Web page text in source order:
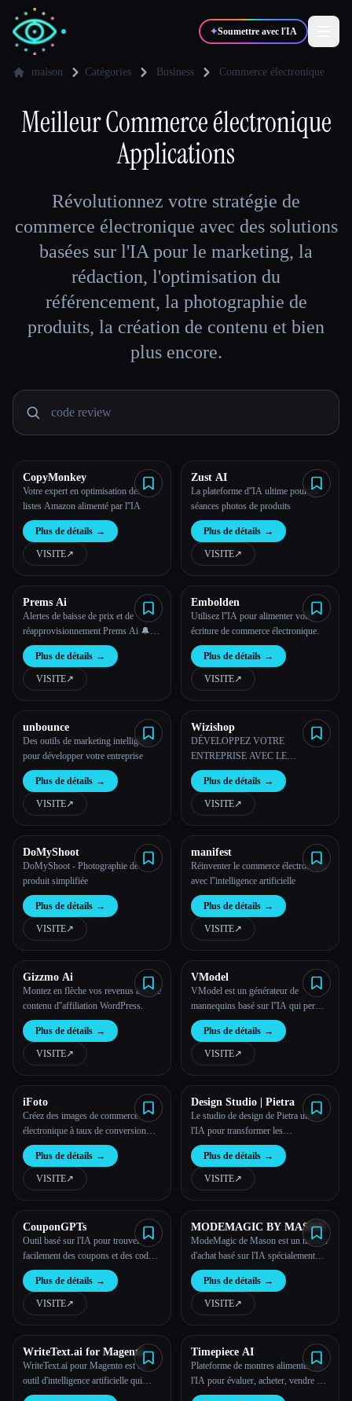
✦Soumettre avec l'IA
✍️ Auteurs 🎨 Designers
📈
🎓Étudiants 🎬Créateurs
Blog
À propos
maison Catégories Business Commerce électronique
MeilleurCommerce électronique
Applications
Révolutionnez votre stratégie de
commerce électronique avec des solutions
basées sur l'IA pour le marketing, la
rédaction, l'optimisation du
référencement, la photographie de
produits, la création de contenu et bien
plus encore.
CopyMonkey
Votre expert en optimisation des
listes Amazon alimenté par l''IA
Plus de détails →
VISITE↗︎
Zust AI
La plateforme d''IA ultime pour les
séances photos de produits
Plus de détails →
VISITE↗︎
Prems Ai
Alertes de baisse de prix et de
réapprovisionnement Prems Ai 🔔
📉🚨
Plus de détails →
VISITE↗︎
Embolden
Utilisez l''IA pour alimenter votre
écriture de commerce électronique.
Plus de détails →
VISITE↗︎
unbounce
Des outils de marketing intelligents
pour développer votre entreprise
Plus de détails →
VISITE↗︎
Wizishop
DÉVELOPPEZ VOTRE
ENTREPRISE AVEC LE
COMMERCE ÉLECTRONIQUE
BASÉ SUR LE SEO
Plus de détails →
VISITE↗︎
DoMyShoot
DoMyShoot - Photographie de
produit simplifiée
Plus de détails →
VISITE↗︎
manifest
Réinventer le commerce électronique
avec l''intelligence artificielle
Plus de détails →
VISITE↗︎
Gizzmo Ai
Montez en flèche vos revenus avec le
contenu d''affiliation WordPress.
Plus de détails →
VISITE↗︎
VModel
VModel est un générateur de
mannequins basé sur l''IA qui permet
de photographier des mannequins de
manière efficace et rentable. Cela
contribue au succès de la vente au
détail en réduisant les coûts de
Plus de détails →
VISITE↗︎
iFoto
Créez des images de commerce
électronique à taux de conversion
élevé avec AI Studio
Plus de détails →
VISITE↗︎
Design Studio | Pietra
Le studio de design de Pietra utilise
l'IA pour transformer les
descriptions des produits en images
captivantes, renforçant ainsi
l'engagement, supprimant les
imperfections et stimulant les ventes.
Plus de détails →
VISITE↗︎
CouponGPTs
Outil basé sur l'IA pour trouver
facilement des coupons et des codes
promotionnels
Plus de détails →
VISITE↗︎
MODEMAGIC BY MASON
ModeMagic de Mason est un moteur
d'achat basé sur l'IA spécialement
conçu pour les marques agiles et en
pleine croissance. Il exploite les
signaux de navigation pour proposer
des parcours personnalisés sur site
jusqu'à 35
Plus de détails →
VISITE↗︎
WriteText.ai for Magento
WriteText.ai pour Magento est un
outil d'intelligence artificielle qui
génère automatiquement des méta-
Timepiece AI
Plateforme de montres alimentée par
l'IA pour évaluer, acheter, vendre et
authentifier les montres